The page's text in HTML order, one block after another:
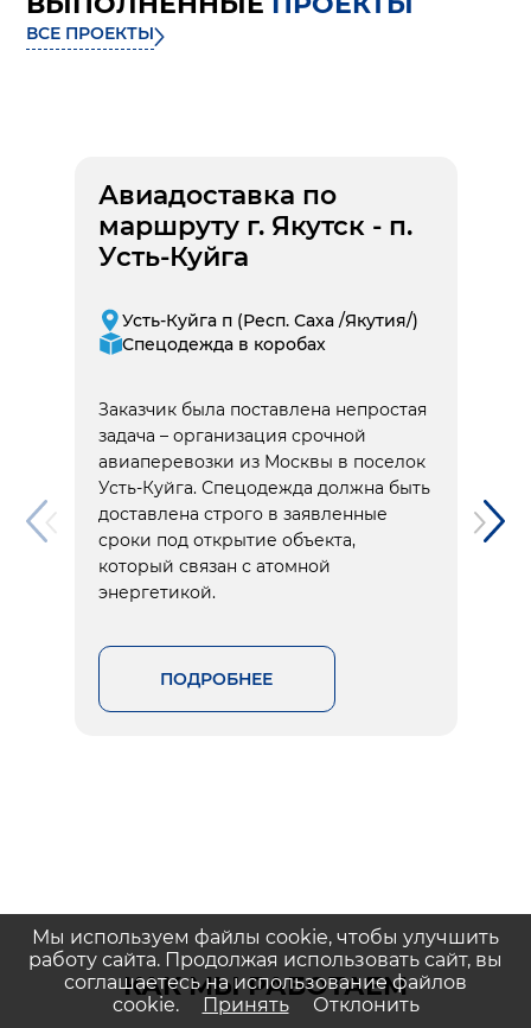
ВСЕ ПРОЕКТЫ
Авиадоставка по
маршруту г. Якутск - п.
Усть-Куйга
Усть-Куйга п (Респ. Саха /Якутия/)
Спецодежда в коробах
Заказчик была поставлена непростая
задача – организация срочной
авиаперевозки из Москвы в поселок
Усть-Куйга. Спецодежда должна быть
доставлена строго в заявленные
сроки под открытие объекта,
который связан с атомной
энергетикой.
ПОДРОБНЕЕ
КАК МЫ РАБОТАЕМ
Мы используем файлы cookie, чтобы улучшить
работу сайта. Продолжая использовать сайт, вы
соглашаетесь на использование файлов
cookie.
Принять Отклонить